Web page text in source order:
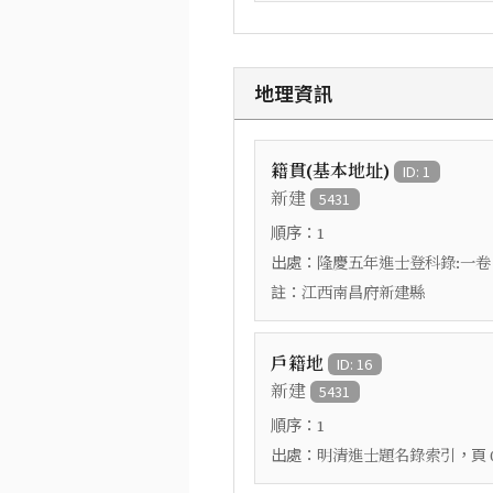
地理資訊
籍貫(基本地址) ID: 1
新建 5431
順序： 1
出處： 隆慶五年進士登科錄:一卷
註： 江西南昌府新建縣
戶籍地 ID: 16
新建 5431
順序： 1
出處： 明清進士題名錄索引 ，頁